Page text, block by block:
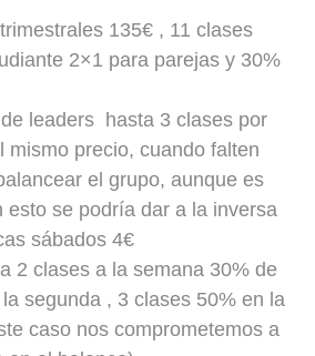
135€ , 11 clases
2×1 para parejas y 30%
leaders hasta 3 clases por
mismo precio, cuando falten
el grupo, aunque es
esto se podría dar a la inversa
sábados 4€
2 clases a la semana 30% de
segunda , 3 clases 50% en la
caso nos comprometemos a